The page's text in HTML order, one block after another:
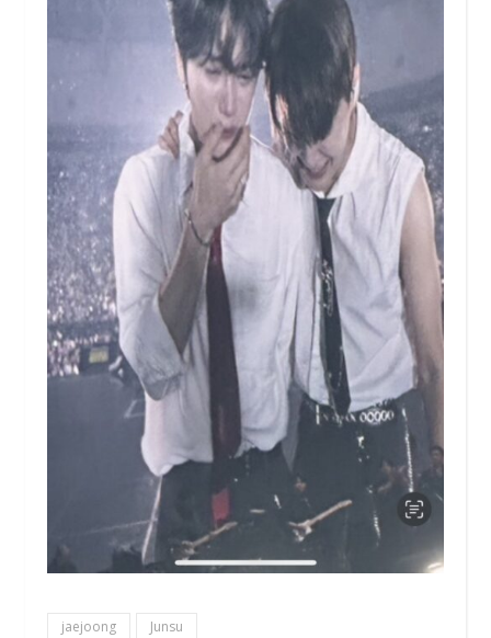
jaejoong Junsu